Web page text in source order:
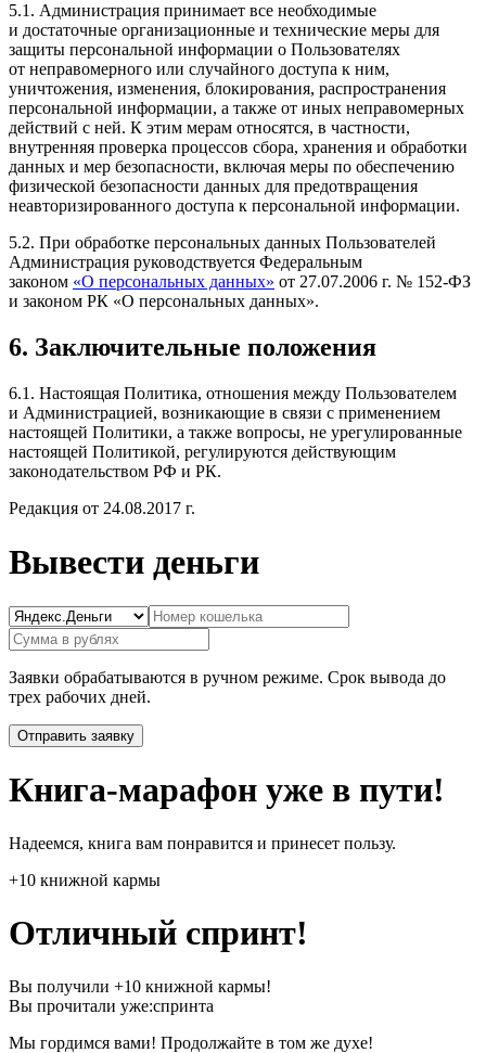
5.1. Администрация принимает все необходимые
и достаточные организационные и технические меры для
защиты персональной информации о Пользователях
от неправомерного или случайного доступа к ним,
уничтожения, изменения, блокирования, распространения
персональной информации, а также от иных неправомерных
действий с ней. К этим мерам относятся, в частности,
внутренняя проверка процессов сбора, хранения и обработки
данных и мер безопасности, включая меры по обеспечению
физической безопасности данных для предотвращения
неавторизированного доступа к персональной информации.
5.2. При обработке персональных данных Пользователей
Администрация руководствуется Федеральным
законом «О персональных данных» от 27.07.2006 г. № 152-ФЗ
и законом РК «О персональных данных».
6. Заключительные положения
6.1. Настоящая Политика, отношения между Пользователем
и Администрацией, возникающие в связи с применением
настоящей Политики, а также вопросы, не урегулированные
настоящей Политикой, регулируются действующим
законодательством РФ и РК.
Редакция от 24.08.2017 г.
Вывести деньги
Заявки обрабатываются в ручном режиме. Срок вывода до
трех рабочих дней.
Книга-марафон уже в пути!
Надеемся, книга вам понравится и принесет пользу.
+10 книжной кармы
Отличный спринт!
Вы получили +10 книжной кармы!
Вы прочитали уже:спринта
Мы гордимся вами! Продолжайте в том же духе!